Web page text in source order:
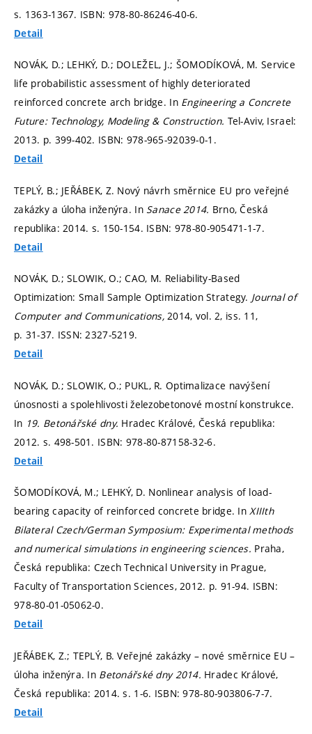
s. 1363-1367. ISBN: 978-80-86246-40-6.
Detail
NOVÁK, D.; LEHKÝ, D.; DOLEŽEL, J.; ŠOMODÍKOVÁ, M. Service
life probabilistic assessment of highly deteriorated
reinforced concrete arch bridge. In Engineering a Concrete
Future: Technology, Modeling & Construction. Tel-Aviv, Israel:
2013. p. 399-402. ISBN: 978-965-92039-0-1.
Detail
TEPLÝ, B.; JEŘÁBEK, Z. Nový návrh směrnice EU pro veřejné
zakázky a úloha inženýra. In Sanace 2014. Brno, Česká
republika: 2014. s. 150-154. ISBN: 978-80-905471-1-7.
Detail
NOVÁK, D.; SLOWIK, O.; CAO, M. Reliability-Based
Optimization: Small Sample Optimization Strategy. Journal of
Computer and Communications,2014, vol. 2, iss. 11,
p. 31-37. ISSN: 2327-5219.
Detail
NOVÁK, D.; SLOWIK, O.; PUKL, R. Optimalizace navýšení
únosnosti a spolehlivosti železobetonové mostní konstrukce.
In 19. Betonářské dny. Hradec Králové, Česká republika:
2012. s. 498-501. ISBN: 978-80-87158-32-6.
Detail
ŠOMODÍKOVÁ, M.; LEHKÝ, D. Nonlinear analysis of load-
bearing capacity of reinforced concrete bridge. InXIIIth
Bilateral Czech/German Symposium: Experimental methods
and numerical simulations in engineering sciences. Praha,
Česká republika: Czech Technical University in Prague,
Faculty of Transportation Sciences, 2012. p. 91-94. ISBN:
978-80-01-05062-0.
Detail
JEŘÁBEK, Z.; TEPLÝ, B. Veřejné zakázky – nové směrnice EU –
úloha inženýra. In Betonářské dny 2014. Hradec Králové,
Česká republika: 2014.s. 1-6. ISBN: 978-80-903806-7-7.
Detail